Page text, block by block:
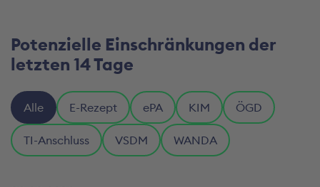
Potenzielle Einschränkungen der
letzten 14 Tage
Alle E-Rezept ePA KIM ÖGD
TI-Anschluss VSDM WANDA